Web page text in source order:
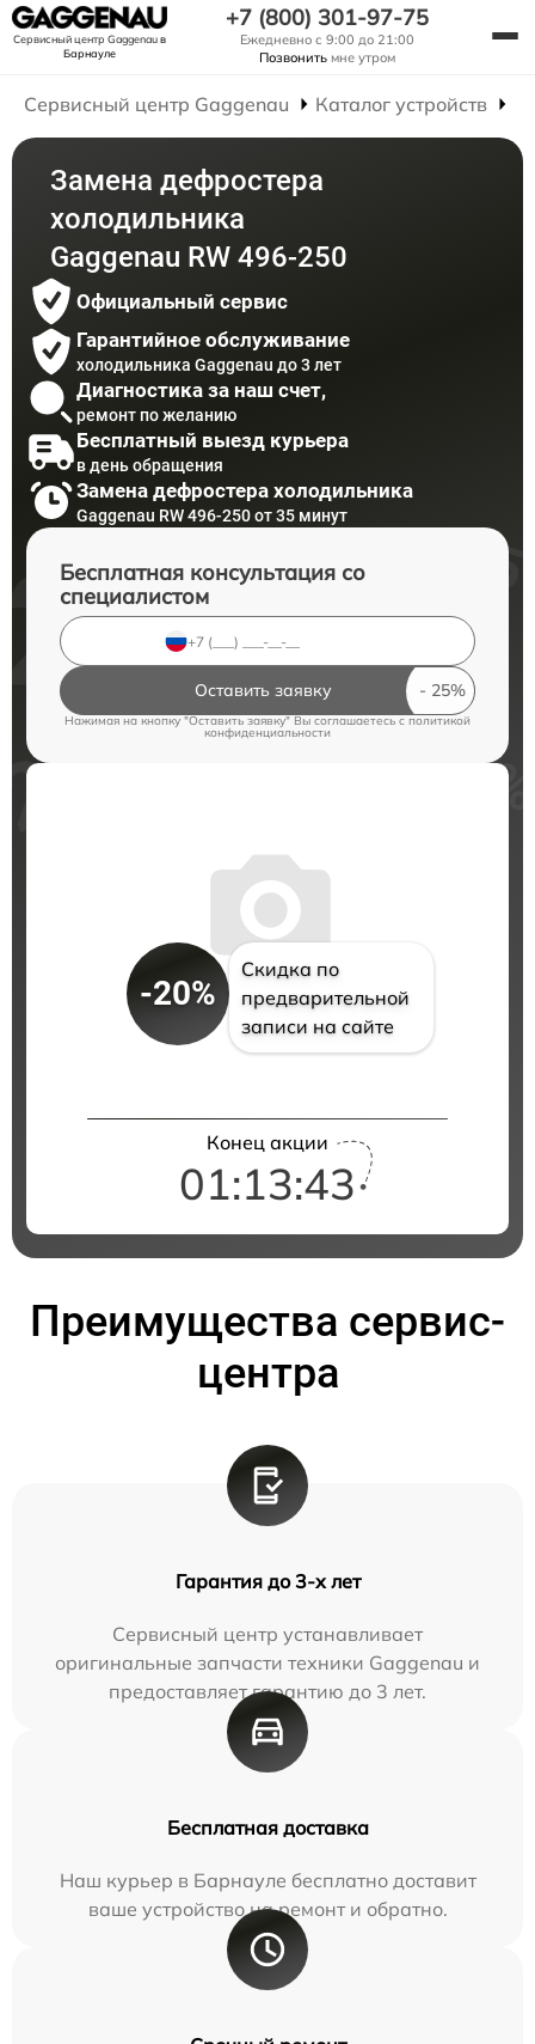
Сервисный центр Gaggenauв
Барнауле
+7 (800) 301-97-75
Ежедневно с 9:00 до 21:00
Позвонить мне утром
Сервисный центр Gaggenau Каталог устройств
Замена дефростера
холодильника
Gaggenau RW 496-250
Официальный сервис
Гарантийное обслуживание
холодильника Gaggenau до 3 лет
Диагностика за наш счет,
ремонт по желанию
Бесплатный выезд курьера
в день обращения
Замена дефростера холодильника
Gaggenau RW 496-250 от 35 минут
Бесплатная консультация со
специалистом
Оставить заявку
Нажимая на кнопку "Оставить заявку" Вы соглашаетесь cполитикой
конфиденциальности
-20%
Скидка по
предварительной
записи на сайте
Конец акции
01:13:42
Преимущества сервис-
центра
Гарантия до 3-х лет
Сервисный центр устанавливает
оригинальные запчасти техники Gaggenau и
предоставляет гарантию до 3 лет.
Бесплатная доставка
Наш курьер в Барнауле бесплатно доставит
ваше устройство на ремонт и обратно.